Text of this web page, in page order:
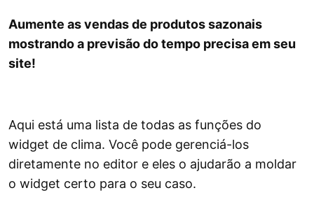
Aumente as vendas de produtos sazonais
mostrando a previsão do tempo precisa em seu
site!
Aqui está uma lista de todas as funções do
widget de clima. Você pode gerenciá-los
diretamente no editor e eles o ajudarão a moldar
o widget certo para o seu caso.